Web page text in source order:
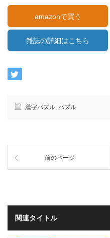
amazonで買う
雑誌の詳細はこちら
漢字パズル, パズル
前のページ
関連タイトル